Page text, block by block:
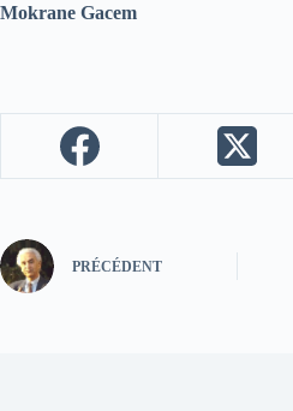
Mokrane Gacem
PRÉCÉDENT